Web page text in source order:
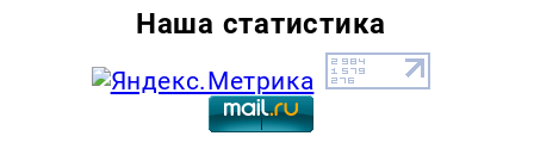
Наша статистика